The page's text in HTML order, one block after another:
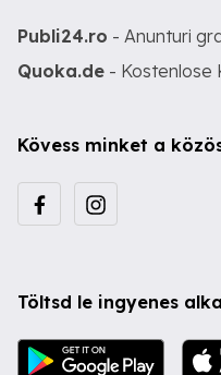
Publi24.ro - Anunturi
Quoka.de - Kostenlose
Kövess minket a
Töltsd le ingyenes